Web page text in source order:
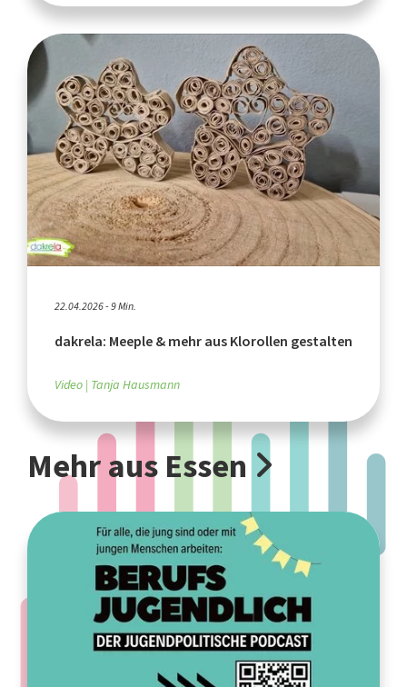
22.04.2026 - 9 Min.
dakrela: Meeple & mehr aus Klorollen gestalten
Video Tanja Hausmann
Mehr aus Essen